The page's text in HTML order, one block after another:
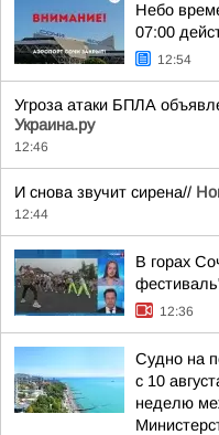
Небо
07:00
12:54
Угроза атаки БПЛА
Украина.ру
12:46
И снова звучит сирена//
12:44
В горах
12:36
Судно на
с 10
неделю